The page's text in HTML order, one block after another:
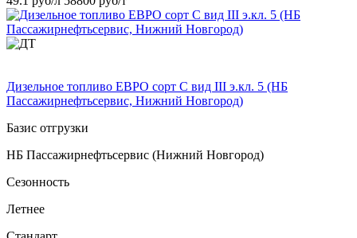
Дизельное топливо ЕВРО сорт C вид III э.кл. 5 (НБ
Пассажирнефтьсервис, Нижний Новгород)
Базис отгрузки
НБ Пассажирнефтьсервис (Нижний Новгород)
Сезонность
Летнее